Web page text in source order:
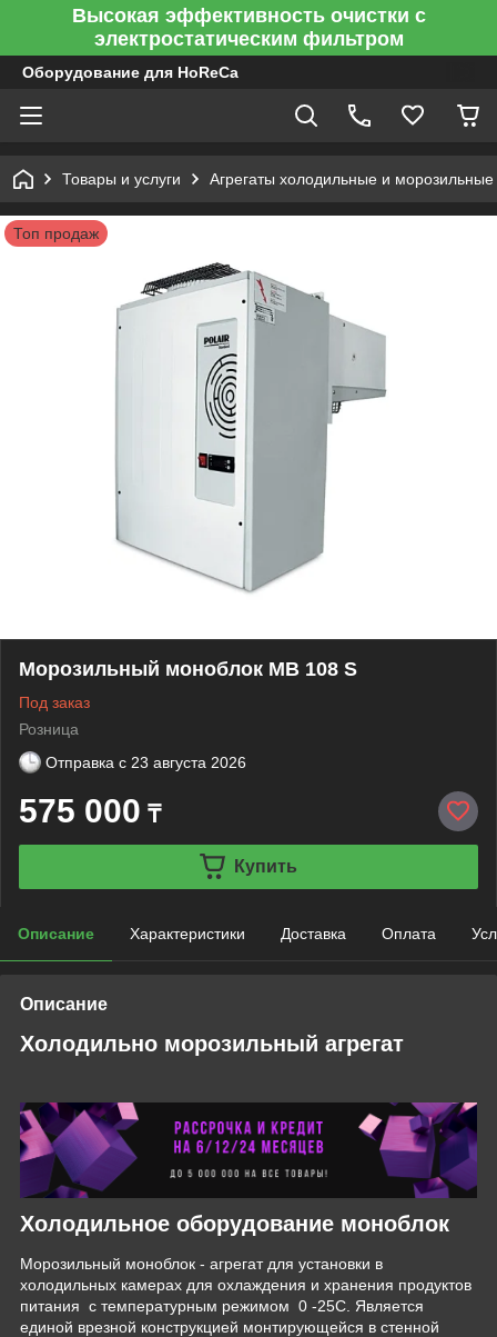
Высокая эффективность очистки с
электростатическим фильтром
Оборудование для HoReCa
Товары и услуги Агрегаты холодильные и морозильные
Топ продаж
Морозильный моноблок MB 108 S
Под заказ
Розница
Отправка с 23 августа 2026
575 000 ₸
Купить
Описание Характеристики Доставка Оплата
Описание
Холодильно морозильный агрегат
Холодильное оборудование моноблок
Морозильный моноблок - агрегат для установки в
холодильных камерах для охлаждения и хранения продуктов
питания с температурным режимом 0 -25С. Является
единой врезной конструкцией монтирующейся в стенной